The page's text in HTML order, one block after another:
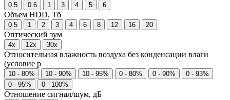
0.5 0.6 1 3 4 5 6
Объем HDD, Тб
0.5 1 2 3 4 6 8 12 16 20
Оптический зум
4x 12x 30x
Относительная влажность воздуха без конденсации влаги
(условие р
10 - 80% 10 - 90% 10 - 95% 0 - 80% 0 - 90%
0 - 93%
0 - 95%
0 - 100%
Отношение сигнал/шум, дБ